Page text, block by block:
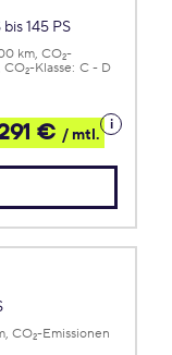
145 PS
km CO2-
CO2-Klasse: C - D
€ / mtl.
Details
zum
CO2-Emissionen